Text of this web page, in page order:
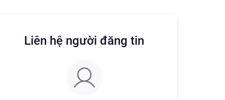
Liên hệ người đăng tin